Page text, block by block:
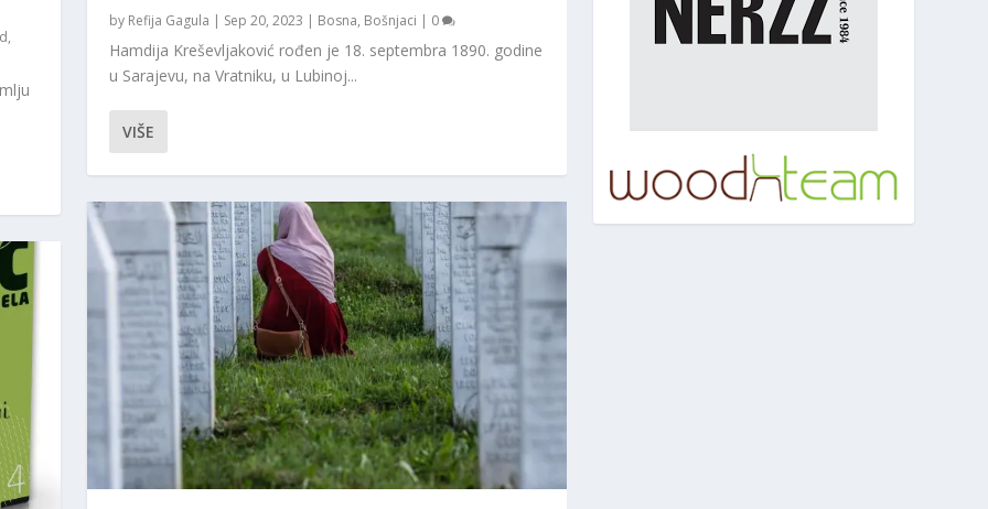
BOSNE...
Vijesti|0
,
by Refija Gagula | Sep 20, 2023 | Bosna, Bošnjaci | 0
Hamdija Kreševljaković rođen je 18. septembra 1890. godine
u Sarajevu, na Vratniku, u Lubinoj...
VIŠE